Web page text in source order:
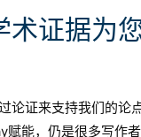
证据为
论证来支持我们的论
能，仍是很多写作